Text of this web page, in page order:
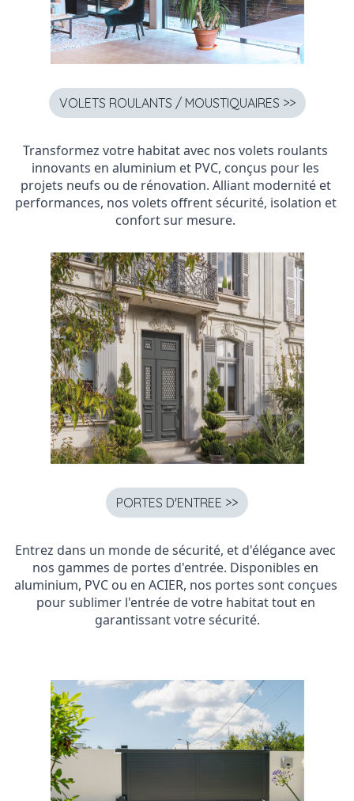
VOLETS ROULANTS / MOUSTIQUAIRES >>
Transformez votre habitat avec nos volets roulants
innovants en aluminium et PVC, conçus pour les
projets neufs ou de rénovation. Alliant modernité et
performances, nos volets offrent sécurité, isolation et
confort sur mesure.
PORTES D'ENTREE >>
Entrez dans un monde de sécurité, et d'élégance avec
nos gammes de portes d'entrée. Disponibles en
aluminium, PVC ou en ACIER, nos portes sont conçues
pour sublimer l'entrée de votre habitat tout en
garantissant votre sécurité.